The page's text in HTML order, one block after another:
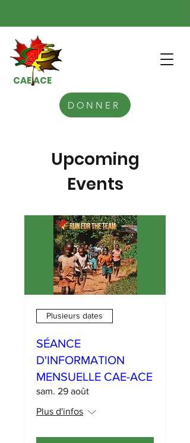
CAE ACE
DONNER
Upcoming
Events
Plusieurs dates
SÉANCE
D'INFORMATION
MENSUELLE CAE-ACE
sam. 29 août
Plus d'infos